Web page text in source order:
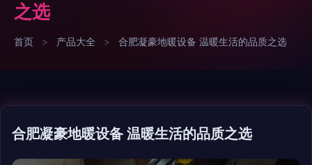
之选
首页 > 产品大全 > 合肥凝豪地暖设备 温暖生活的品质之选
合肥凝豪地暖设备 温暖生活的品质之选